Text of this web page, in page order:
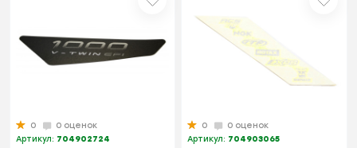
0
0 оценок
Артикул: 704902724
0
0 оценок
Артикул: 704903065